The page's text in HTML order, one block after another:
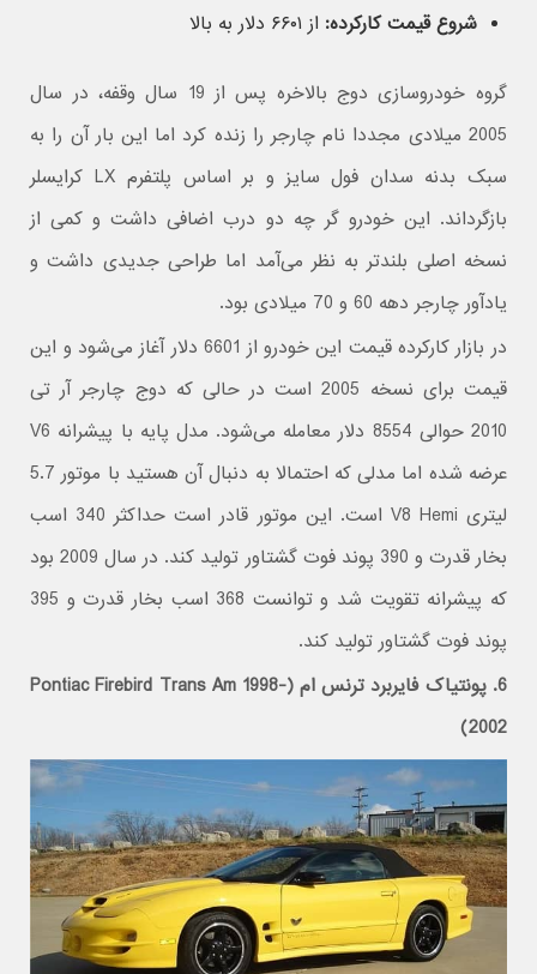
شروع قیمت کارکرده: از ۶۶۰۱ دلار به بالا
گروه خودروسازی دوج بالاخره پس از 19 سال وقفه، در سال
2005 میلادی مجددا نام چارجر را زنده کرد اما این بار آن را به
سبک بدنه سدان فول سایز و بر اساس پلتفرم LX کرایسلر
بازگرداند. این خودرو گر چه دو درب اضافی داشت و کمی از
نسخه اصلی بلندتر به نظر می‌آمد اما طراحی جدیدی داشت و
یادآور چارجر دهه 60 و 70 میلادی بود.
در بازار کارکرده قیمت این خودرو از 6601 دلار آغاز می‌شود و این
قیمت برای نسخه 2005 است در حالی که دوج چارجر آر تی
2010 حوالی 8554 دلار معامله می‌شود. مدل پایه با پیشرانه V6
عرضه شده اما مدلی که احتمالا به دنبال آن هستید با موتور 5.7
لیتری V8 Hemi است. این موتور قادر است حداکثر 340 اسب
بخار قدرت و 390 پوند فوت گشتاور تولید کند. در سال 2009 بود
که پیشرانه تقویت شد و توانست 368 اسب بخار قدرت و 395
پوند فوت گشتاور تولید کند.
6. پونتیاک فایربرد ترنس ام (Pontiac Firebird Trans Am 1998-
2002)